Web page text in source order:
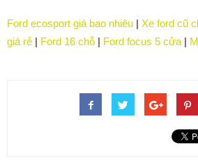
Ford ecosport giá bao nhiêu | Xe ford cũ
giá rẻ | Ford 16 chỗ | Ford focus 5 cửa |